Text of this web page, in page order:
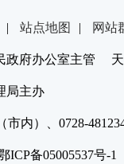
| 站点地图 | 网站
府办公室主管 天
局主办
市内）、0728-
ICP备05005537号